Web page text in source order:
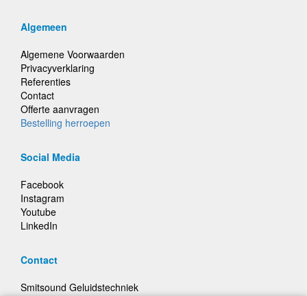
Algemeen
Algemene Voorwaarden
Privacyverklaring
Referenties
Contact
Offerte aanvragen
Bestelling herroepen
Social Media
Facebook
Instagram
Youtube
LinkedIn
Contact
Smitsound Geluidstechniek